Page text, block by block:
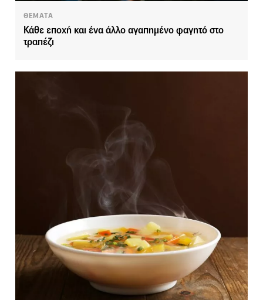
ΘΕΜΑΤΑ
Κάθε εποχή και ένα άλλο αγαπημένο φαγητό στο
τραπέζι